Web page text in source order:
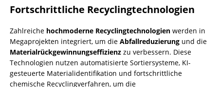
Fortschrittliche Recyclingtechnologien
Zahlreiche hochmoderne Recyclingtechnologien werden in
Megaprojekten integriert, um die Abfallreduzierung und die
Materialrückgewinnungseffizienz zu verbessern. Diese
Technologien nutzen automatisierte Sortiersysteme, KI-
gesteuerte Materialidentifikation und fortschrittliche
chemische Recyclingverfahren, um die